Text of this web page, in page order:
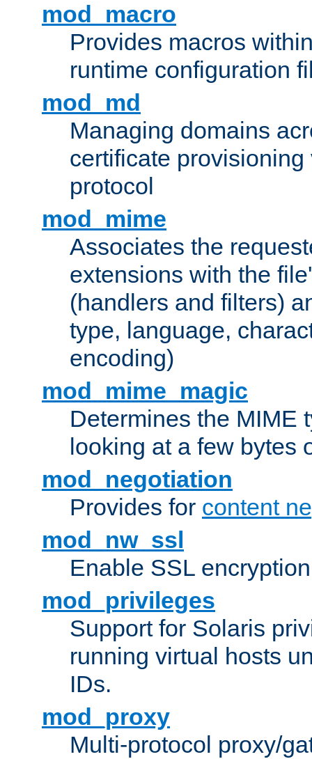
mod_macro
Provides macros
runtime configuration
mod_md
Managing domains
certificate provisioning
protocol
mod_mime
Associates the
extensions with the
(handlers and filters)
type, language,
encoding)
mod_mime_magic
Determines the MIME
looking at a few bytes
mod_negotiation
Provides for content
mod_nw_ssl
Enable SSL
mod_privileges
Support for Solaris
running virtual hosts
IDs.
mod_proxy
Multi-protocol proxy/